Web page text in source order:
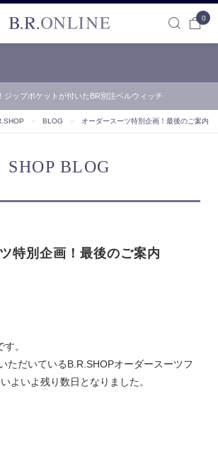
0
ジップポケットが付いたBR別注ベルウィッチ
＞ BLOG ＞ オーダースーツ特別企画！最後のご案内
SHOP BLOG
特別企画！最後のご案内
。
ただいているB.R.SHOPオーダースーツフ
よいよ残り数日となりました。